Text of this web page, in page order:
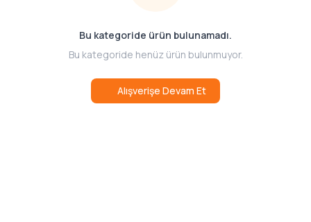
Bu kategoride ürün bulunamadı.
Bu kategoride henüz ürün bulunmuyor.
Alışverişe Devam Et